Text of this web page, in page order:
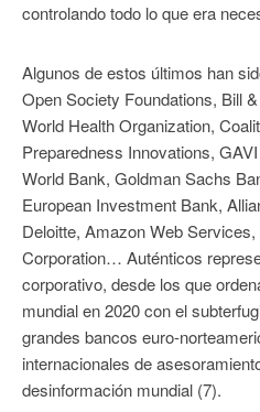
controlando todo lo que era
Algunos de estos últimos han
Open Society Foundations, Bill
World Health Organization,
Preparedness Innovations,
World Bank, Goldman Sachs
European Investment Bank,
Deloitte, Amazon Web
Corporation… Auténticos
corporativo, desde los que
mundial en 2020 con el
grandes bancos euro-
internacionales de
desinformación mundial (7).